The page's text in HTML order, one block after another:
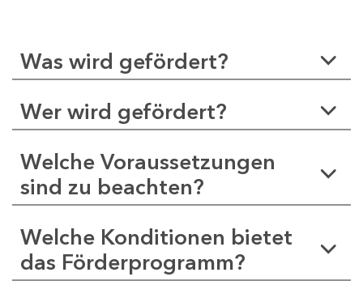
Was wird gefördert?
Wer wird gefördert?
Welche Voraussetzungen
sind zu beachten?
Welche Konditionen bietet
das Förderprogramm?